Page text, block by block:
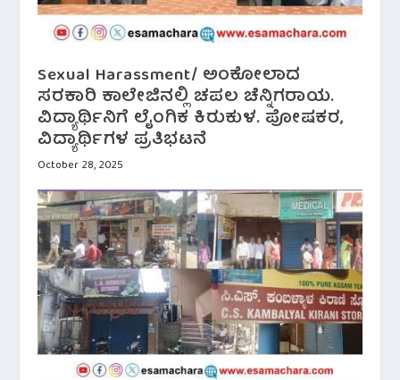
Sexual Harassment/ ಅಂಕೋಲಾದ
ಸರಕಾರಿ ಕಾಲೇಜಿನಲ್ಲಿ ಚಪಲ ಚೆನ್ನಿಗರಾಯ.
ವಿದ್ಯಾರ್ಥಿನಿಗೆ ಲೈಂಗಿಕ ಕಿರುಕುಳ. ಪೋಷಕರ,
ವಿದ್ಯಾರ್ಥಿಗಳ ಪ್ರತಿಭಟನೆ
October 28, 2025